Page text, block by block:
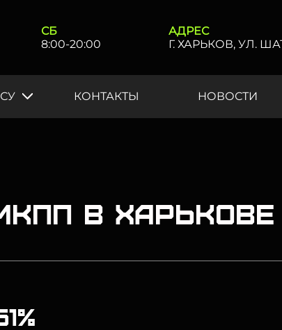
СБ
8:00-20:00
АДРЕС
Г. ХАРЬКОВ, УЛ.
КОНТАКТЫ НОВОСТИ
в Харькове